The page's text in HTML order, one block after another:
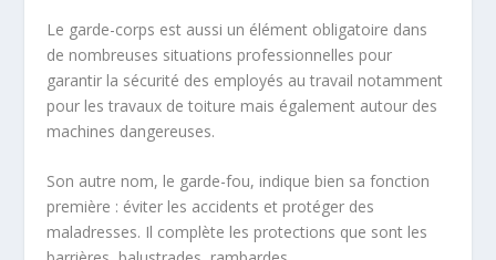
Le garde-corps est aussi un élément obligatoire dans
de nombreuses situations professionnelles pour
garantir la sécurité des employés au travail notamment
pour les travaux de toiture mais également autour des
machines dangereuses.
Son autre nom, le garde-fou, indique bien sa fonction
première : éviter les accidents et protéger des
maladresses. Il complète les protections que sont les